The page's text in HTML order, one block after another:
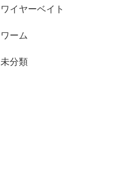
ワイヤーベイト
ワーム
未分類